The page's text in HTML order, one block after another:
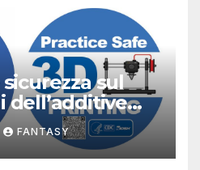
sul
dell’additive
secondo
FANTASY